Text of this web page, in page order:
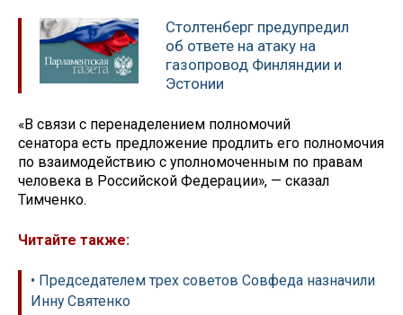
Столтенберг предупредил
об ответе на атаку на
газопровод Финляндии и
Эстонии
«В связи с перенаделением полномочий
сенатора есть предложение продлить его полномочия
по взаимодействию с уполномоченным по правам
человека в Российской Федерации», — сказал
Тимченко.
Читайте также:
• Председателем трех советов Совфеда назначили
Инну Святенко